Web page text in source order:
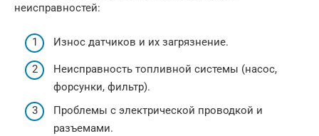
неисправностей:
Износ датчиков и их загрязнение.
Неисправность топливной системы (насос,
форсунки, фильтр).
Проблемы с электрической проводкой и
разъемами.